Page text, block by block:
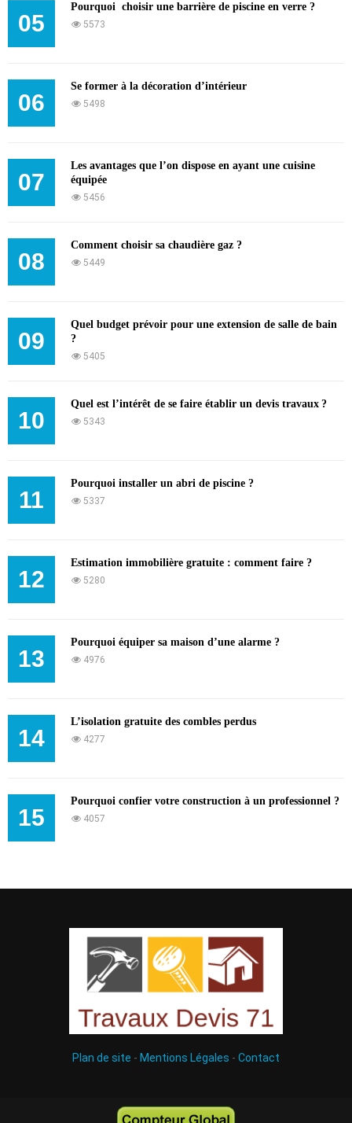
05
Pourquoi choisir une barrière de piscine en verre ?
5573
06
Se former à la décoration d’intérieur
5498
07
Les avantages que l’on dispose en ayant une cuisine
équipée
5456
08
Comment choisir sa chaudière gaz ?
5449
09
Quel budget prévoir pour une extension de salle de bain
?
5405
10
Quel est l’intérêt de se faire établir un devis travaux ?
5343
11
Pourquoi installer un abri de piscine ?
5337
12
Estimation immobilière gratuite : comment faire ?
5280
13
Pourquoi équiper sa maison d’une alarme ?
4976
14
L’isolation gratuite des combles perdus
4277
15
Pourquoi confier votre construction à un professionnel ?
4057
Plan de site - Mentions Légales - Contact